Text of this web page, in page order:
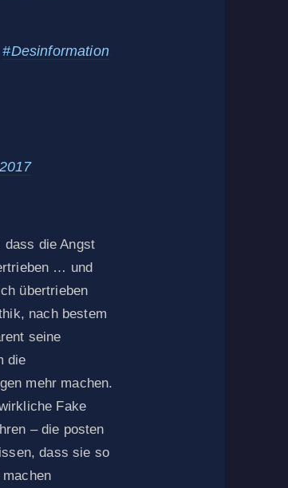
#Desinformation.
die Angst
… und
übertrieben
nach bestem
seine
die
mehr machen.
Fake
– die posten
dass sie so